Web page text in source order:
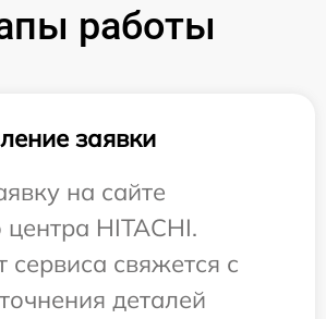
работы
заявки
на сайте
центра HITACHI.
сервиса свяжется с
деталей